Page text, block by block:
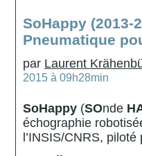
SoHappy (2013-
Pneumatique
par Laurent
2015 à 09h28min
SoHappy (SOnde
échographie
l’INSIS/CNRS,